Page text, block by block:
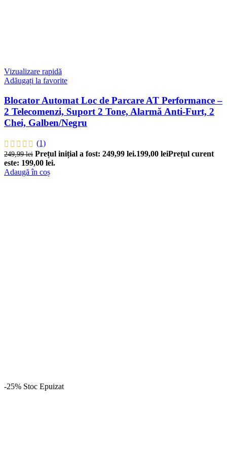
Vizualizare rapidă
Adăugați la favorite
Blocator Automat Loc de Parcare AT Performance –
2 Telecomenzi, Suport 2 Tone, Alarmă Anti-Furt, 2
Chei, Galben/Negru
(1)
249,99lei Prețul inițial a fost: 249,99 lei.199,00 leiPrețul curent
este: 199,00 lei.
Adaugă în coș
-25% Stoc Epuizat